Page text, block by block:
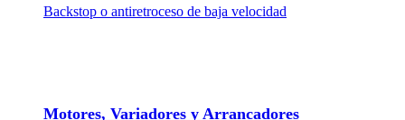
Backstop o antiretroceso de baja velocidad
Motores, Variadores y Arrancadores